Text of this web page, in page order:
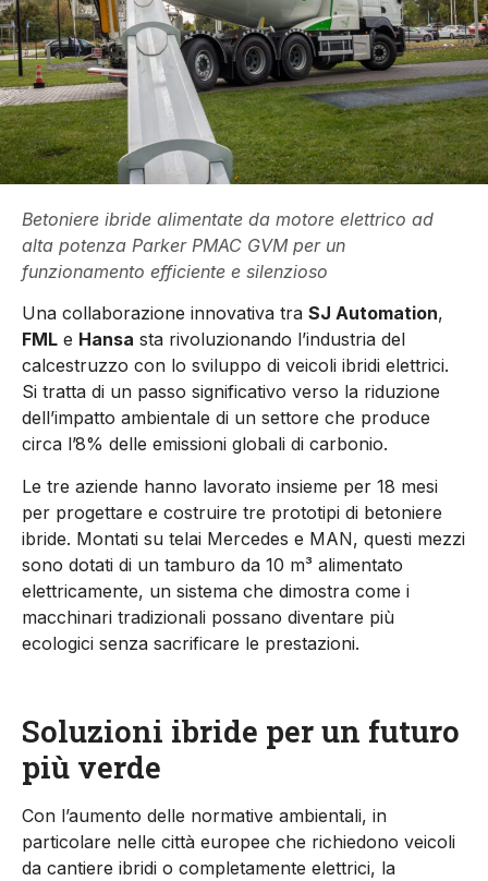
Betoniere ibride alimentate da motore elettrico ad
alta potenza Parker PMAC GVM per un
funzionamento efficiente e silenzioso
Una collaborazione innovativa tra SJ Automation,
FML e Hansa sta rivoluzionando l’industria del
calcestruzzo con lo sviluppo di veicoli ibridi elettrici.
Si tratta di un passo significativo verso la riduzione
dell’impatto ambientale di un settore che produce
circa l’8% delle emissioni globali di carbonio.
Le tre aziende hanno lavorato insieme per 18 mesi
per progettare e costruire tre prototipi di betoniere
ibride. Montati su telai Mercedes e MAN, questi mezzi
sono dotati di un tamburo da 10 m³ alimentato
elettricamente, un sistema che dimostra come i
macchinari tradizionali possano diventare più
ecologici senza sacrificare le prestazioni.
Soluzioni ibride per un futuro
più verde
Con l’aumento delle normative ambientali, in
particolare nelle città europee che richiedono veicoli
da cantiere ibridi o completamente elettrici, la